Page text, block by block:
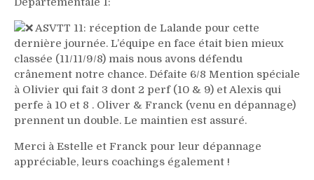
ASVTT 11: réception de Lalande pour cette
dernière journée. L’équipe en face était bien mieux
classée (11/11/9/8) mais nous avons défendu
crânement notre chance. Défaite 6/8 Mention spéciale
à Olivier qui fait 3 dont 2 perf (10 & 9) et Alexis qui
perfe à 10 et 8 . Oliver & Franck (venu en dépannage)
prennent un double. Le maintien est assuré.
Merci à Estelle et Franck pour leur dépannage
appréciable, leurs coachings également !